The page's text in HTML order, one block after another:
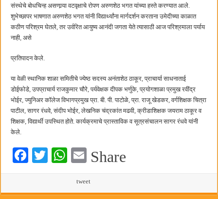
संस्थेचे बोधचिन्ह असणार्‍या वटवृक्षाचे रोपण अरुणशेठ भगत यांच्या हस्ते करण्यात आले.
शुभेच्छापर भाषणात अरुणशेठ भगत यांनी विद्यार्थ्यांना मार्गदर्शन करताना उमेदीच्या काळात
कठीण परिश्रम घेतले, तर उर्वरित आयुष्य आनंदी जगता येते त्यासाठी आज परिश्रमाला पर्याय
नाही, असे
प्रतिपादन केले.
या वेळी स्थानिक शाळा समितीचे ज्येष्ठ सदस्य अनंताशेठ ठाकूर, प्राचार्या साधनाताई
डोईफोडे, उपप्राचार्य राजकुमार चौरे, पर्यवेक्षक दीपक भर्णुके, प्रयोगशाळा प्रमुख रवींद्र
भोईर, ज्युनिअर कॉलेज विभागप्रमुख प्रा. बी. पी. पाटोळे, प्रा. राजू खेडकर, वर्गशिक्षक चित्रा
पाटील, सागर रंधवे, संदीप भोईर, लेखनिक चंद्रकांत मढवी, क्रीडाशिक्षक जयराम ठाकूर व
शिक्षक, विद्यार्थी उपस्थित होते. कार्यक्रमाचे प्रास्ताविक व सूत्रसंचालन सागर रंधवे यांनी
केले.
Fa T
W
ts
E
ail
Share
tweet